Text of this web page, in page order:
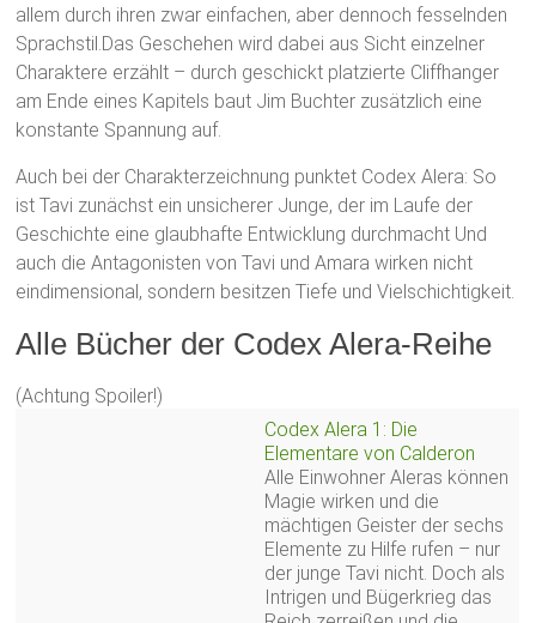
allem durch ihren zwar einfachen, aber dennoch fesselnden
Sprachstil.Das Geschehen wird dabei aus Sicht einzelner
Charaktere erzählt – durch geschickt platzierte Cliffhanger
am Ende eines Kapitels baut Jim Buchter zusätzlich eine
konstante Spannung auf.
Auch bei der Charakterzeichnung punktet Codex Alera: So
ist Tavi zunächst ein unsicherer Junge, der im Laufe der
Geschichte eine glaubhafte Entwicklung durchmacht Und
auch die Antagonisten von Tavi und Amara wirken nicht
eindimensional, sondern besitzen Tiefe und Vielschichtigkeit.
Alle Bücher der Codex Alera-Reihe
(Achtung Spoiler!)
Codex Alera 1: Die
Elementare von Calderon
Alle Einwohner Aleras können
Magie wirken und die
mächtigen Geister der sechs
Elemente zu Hilfe rufen – nur
der junge Tavi nicht. Doch als
Intrigen und Bügerkrieg das